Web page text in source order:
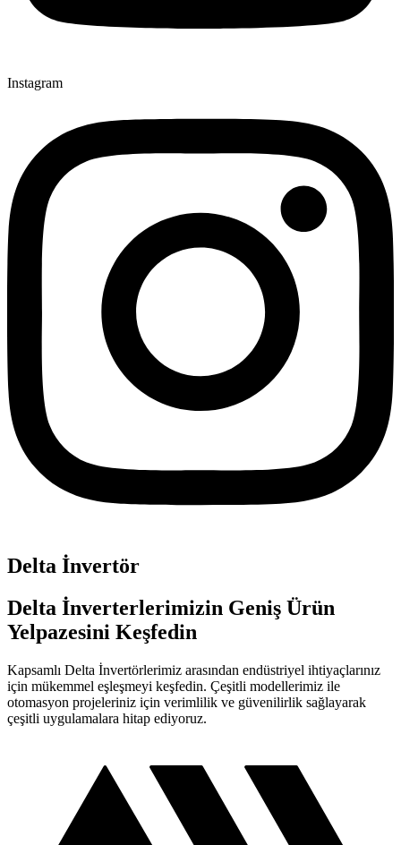
Instagram
Delta İnvertör
Delta İnverterlerimizin Geniş Ürün
Yelpazesini Keşfedin
Kapsamlı Delta İnvertörlerimiz arasından endüstriyel ihtiyaçlarınız
için mükemmel eşleşmeyi keşfedin. Çeşitli modellerimiz ile
otomasyon projeleriniz için verimlilik ve güvenilirlik sağlayarak
çeşitli uygulamalara hitap ediyoruz.